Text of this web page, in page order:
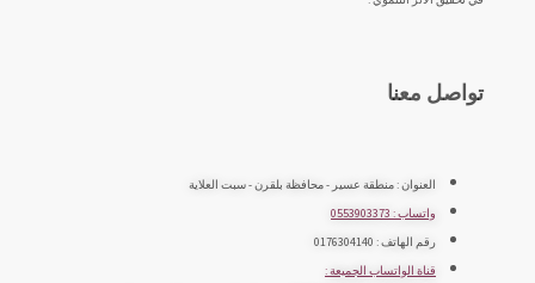
تواصل معنا
العنوان : منطقة عسير - محافظة بلقرن - سبت العلاية
واتساب : 0553903373
رقم الهاتف : 0176304140
قناة الواتساب الجميعة :